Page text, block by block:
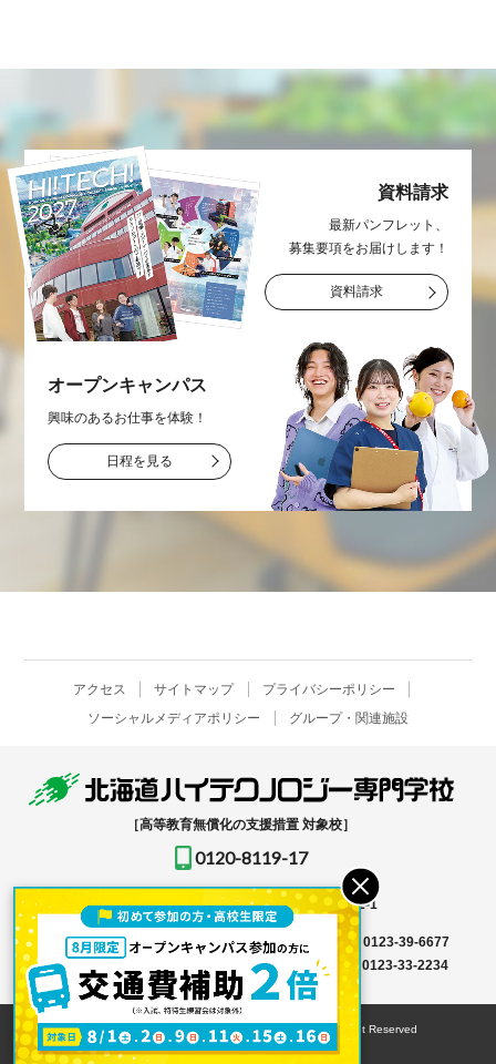
資料請求
最新パンフレット、
募集要項をお届け します！
資料請求
オープンキャンパス
興味のあるお仕事を体験！
日程を見る
アクセス サイトマップ
プライバシーポリシー
ソーシャルメディアポリシー
グループ・関連施設
［高等教育無償化の支援措置 対象校］
0120-8119-17
〒061-1396北海道恵庭市恵み野北2-12-1
入学事務局はこちら → TEL0123-39-6666
FAX 0123-39-6677
その他はこちら →
0123-36-8119FAX 0123-33-2234
© HOKKAIDO HIGH-TECHNOLOGY COLLEGE All Right Reserved